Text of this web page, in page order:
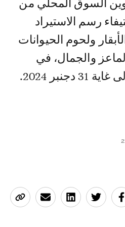
السوق المحلي من
رسم الاستيراد
ولحوم الحيوانات
والجمال، في